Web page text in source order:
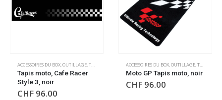
ACCESSOIRES DU BOX,OUTILLAGE,TAPIS DE SOL TAPIS DE SOL
Tapis moto, Cafe Racer
Style 3, noir
CHF 96.00
ACCESSOIRES DU BOX,OUTILLAGE,TAPIS DE SOL
Moto GP Tapis moto, noir
CHF 96.00